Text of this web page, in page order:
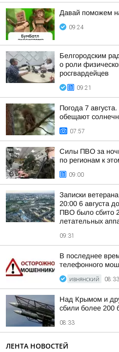
Давай поможем
09:24
Белгородским
о роли
росгвардейцев
09:21
Погода 7
обещают
07:57
Силы ПВО за
по регионам к
09:00
Записки
20:00 6 августа
ПВО было сбито
летательных
09:31
В последнее
телефонного
ИВНЯНСКИЙ 08:33
Над Крымом и
сбили более 200
08:33
ЛЕНТА НОВОСТЕЙ